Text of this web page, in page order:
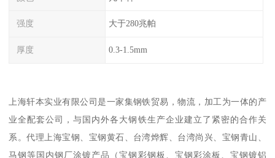
强度 大于280兆帕
厚度 0.3-1.5mm
上海轩本实业有限公司是一家集钢铁贸易，物流，加工为一体的产
业全配套公司，与国内外各大钢铁生产企业建立了紧密的合作关
系。代理上海宝钢、宝钢黄石、台湾烨辉、台湾尚兴、宝钢青山、
马钢等国内钢厂涂镀产品（宝钢彩钢板、宝钢彩涂板、宝钢镀铝